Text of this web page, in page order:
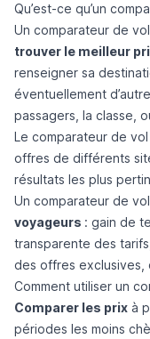
Qu’est-ce qu’un
Un comparateur de
trouver le meilleur
renseigner sa
éventuellement
passagers, la classe,
Le comparateur de
offres de différents
résultats les plus
Un comparateur de
voyageurs : gain de
transparente des
des offres exclusives,
Comment utiliser un
Comparer les prix à
périodes les moins